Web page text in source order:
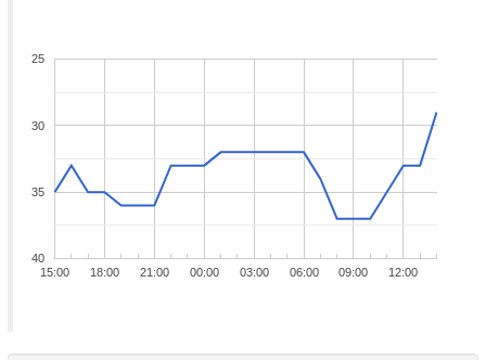
15:00 18:00 21:00 00:00 03:00 06:00 09:00 12:00
25
30
35
40